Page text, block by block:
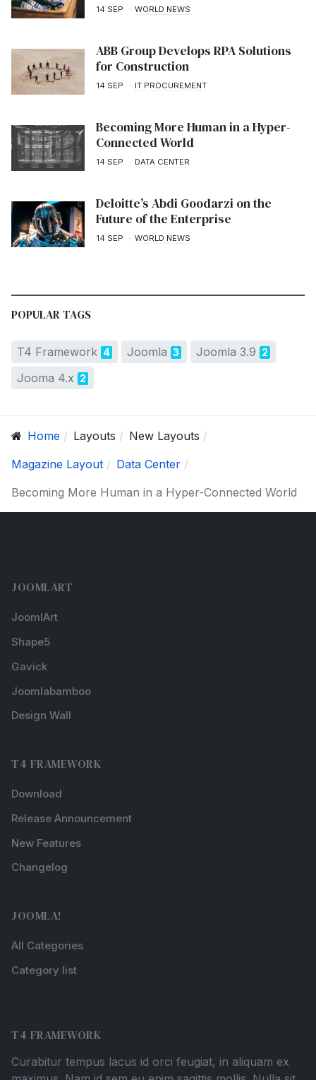
14 SEP WORLD NEWS
ABB Group Develops RPA Solutions
for Construction
14 SEP IT PROCUREMENT
Becoming More Human in a Hyper-
Connected World
14 SEP DATA CENTER
Deloitte’s Abdi Goodarzi on the
Future of the Enterprise
14 SEP WORLD NEWS
POPULAR TAGS
T4 Framework 4 Joomla 3 Joomla 3.9 2
Jooma 4.x 2
Home Layouts
New Layouts
Magazine Layout
Data Center
Becoming More Human in a Hyper-Connected World
JOOMLART
JoomlArt
Shape5
Gavick
Joomlabamboo
Design Wall
T4 FRAMEWORK
Download
Release Announcement
New Features
Changelog
JOOMLA!
All Categories
Category list
T4 FRAMEWORK
Curabitur tempus lacus id orci feugiat, in aliquam ex